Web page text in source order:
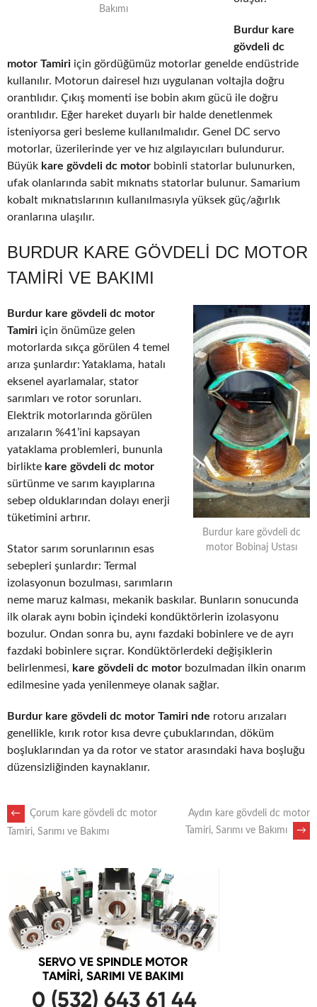
Bakımı
Burdur kare
gövdeli dc
motor Tamiri için gördüğümüz motorlar genelde endüstride
kullanılır. Motorun dairesel hızı uygulanan voltajla doğru
orantılıdır. Çıkış momenti ise bobin akım gücü ile doğru
orantılıdır. Eğer hareket duyarlı bir halde denetlenmek
isteniyorsa geri besleme kullanılmalıdır. Genel DC servo
motorlar, üzerilerinde yer ve hız algılayıcıları bulundurur.
Büyük kare gövdeli dc motor bobinli statorlar bulunurken,
ufak olanlarında sabit mıknatıs statorlar bulunur. Samarium
kobalt mıknatıslarının kullanılmasıyla yüksek güç/ağırlık
oranlarına ulaşılır.
BURDUR KARE GÖVDELI DC MOTOR
TAMIRI VE BAKIMI
Burdur kare gövdeli dc
motor Bobinaj Ustası
Burdur kare gövdeli dc motor
Tamiri için önümüze gelen
motorlarda sıkça görülen 4 temel
arıza şunlardır: Yataklama, hatalı
eksenel ayarlamalar, stator
sarımları ve rotor sorunları.
Elektrik motorlarında görülen
arızaların %41’ini kapsayan
yataklama problemleri, bununla
birlikte kare gövdeli dc motor
sürtünme ve sarım kayıplarına
sebep olduklarından dolayı enerji
tüketimini artırır.
Stator sarım sorunlarının esas
sebepleri şunlardır: Termal
izolasyonun bozulması, sarımların
neme maruz kalması, mekanik baskılar. Bunların sonucunda
ilk olarak aynı bobin içindeki kondüktörlerin izolasyonu
bozulur. Ondan sonra bu, aynı fazdaki bobinlere ve de ayrı
fazdaki bobinlere sıçrar. Kondüktörlerdeki değişiklerin
belirlenmesi, kare gövdeli dc motor bozulmadan ilkin onarım
edilmesine yada yenilenmeye olanak sağlar.
Burdur kare gövdeli dc motor Tamiri nde rotoru arızaları
genellikle, kırık rotor kısa devre çubuklarından, döküm
boşluklarından ya da rotor ve stator arasındaki hava boşluğu
düzensizliğinden kaynaklanır.
POST
NAVIGATION
←
Çorum kare gövdeli dc motor
Tamiri, Sarımı ve Bakımı
Aydın kare gövdeli dc motor
Tamiri, Sarımı ve Bakımı
→